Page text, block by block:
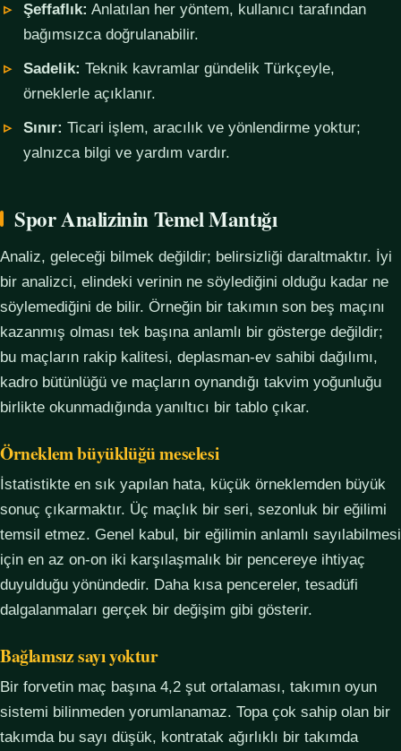
Şeffaflık: Anlatılan her yöntem, kullanıcı tarafından
bağımsızca doğrulanabilir.
Sadelik: Teknik kavramlar gündelik Türkçeyle,
örneklerle açıklanır.
Sınır: Ticari işlem, aracılık ve yönlendirme yoktur;
yalnızca bilgi ve yardım vardır.
Spor Analizinin Temel Mantığı
Analiz, geleceği bilmek değildir; belirsizliği daraltmaktır. İyi
bir analizci, elindeki verinin ne söylediğini olduğu kadar ne
söylemediğini de bilir. Örneğin bir takımın son beş maçını
kazanmış olması tek başına anlamlı bir gösterge değildir;
bu maçların rakip kalitesi, deplasman-ev sahibi dağılımı,
kadro bütünlüğü ve maçların oynandığı takvim yoğunluğu
birlikte okunmadığında yanıltıcı bir tablo çıkar.
Örneklem büyüklüğü meselesi
İstatistikte en sık yapılan hata, küçük örneklemden büyük
sonuç çıkarmaktır. Üç maçlık bir seri, sezonluk bir eğilimi
temsil etmez. Genel kabul, bir eğilimin anlamlı sayılabilmesi
için en az on-on iki karşılaşmalık bir pencereye ihtiyaç
duyulduğu yönündedir. Daha kısa pencereler, tesadüfi
dalgalanmaları gerçek bir değişim gibi gösterir.
Bağlamsız sayı yoktur
Bir forvetin maç başına 4,2 şut ortalaması, takımın oyun
sistemi bilinmeden yorumlanamaz. Topa çok sahip olan bir
takımda bu sayı düşük, kontratak ağırlıklı bir takımda